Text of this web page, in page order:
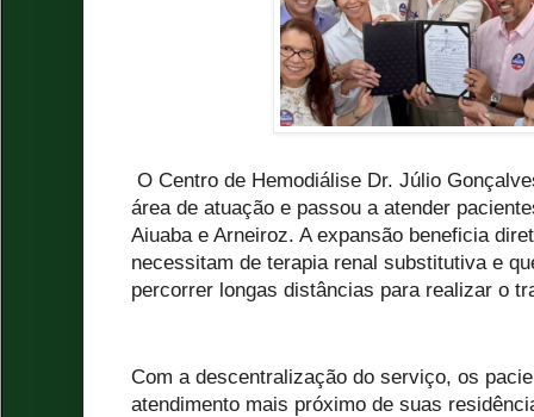
O Centro de Hemodiálise Dr. Júlio
área de atuação e passou a atender
Aiuaba e Arneiroz. A expansão beneficia
necessitam de terapia renal substitutiva e
percorrer longas distâncias para realizar o
Com a descentralização do serviço, os
atendimento mais próximo de suas